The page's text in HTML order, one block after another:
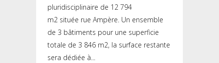
pluridisciplinaire de 12 794
m2 située rue Ampère. Un ensemble
de 3 bâtiments pour une superficie
totale de 3 846 m2, la surface restante
sera dédiée à...